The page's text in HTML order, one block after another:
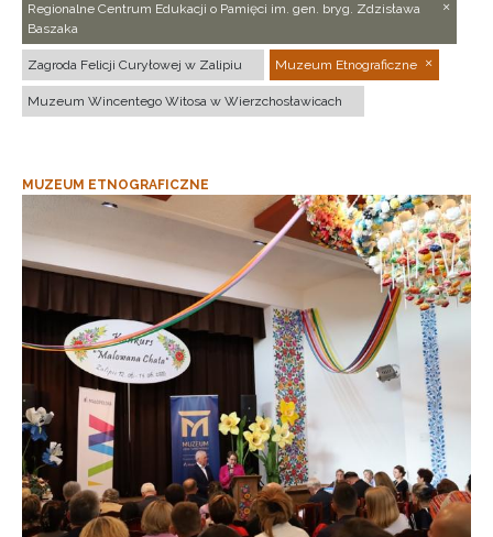
Regionalne Centrum Edukacji o Pamięci im. gen. bryg. Zdzisława
Baszaka
Zagroda Felicji Curyłowej w Zalipiu Muzeum Etnograficzne
Muzeum Wincentego Witosa w Wierzchosławicach
MUZEUM ETNOGRAFICZNE